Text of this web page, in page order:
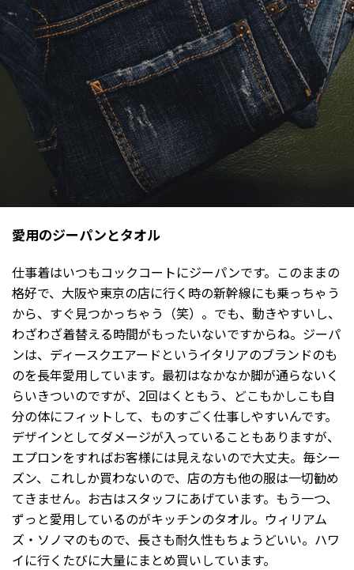
愛用のジーパンとタオル
仕事着はいつもコックコートにジーパンです。このままの
格好で、大阪や東京の店に行く時の新幹線にも乗っちゃう
から、すぐ見つかっちゃう（笑）。でも、動きやすいし、
わざわざ着替える時間がもったいないですからね。ジーパ
ンは、ディースクエアードというイタリアのブランドのも
のを長年愛用しています。最初はなかなか脚が通らないく
らいきついのですが、2回はくともう、どこもかしこも自
分の体にフィットして、ものすごく仕事しやすいんです。
デザインとしてダメージが入っていることもありますが、
エプロンをすればお客様には見えないので大丈夫。毎シー
ズン、これしか買わないので、店の方も他の服は一切勧め
てきません。お古はスタッフにあげています。もう一つ、
ずっと愛用しているのがキッチンのタオル。ウィリアム
ズ・ソノマのもので、長さも耐久性もちょうどいい。ハワ
イに行くたびに大量にまとめ買いしています。